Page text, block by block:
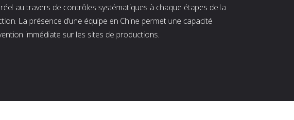
au travers de contrôles systématiques à chaque étapes de la
La présence d’une équipe en Chine permet une capacité
immédiate sur les sites de productions.